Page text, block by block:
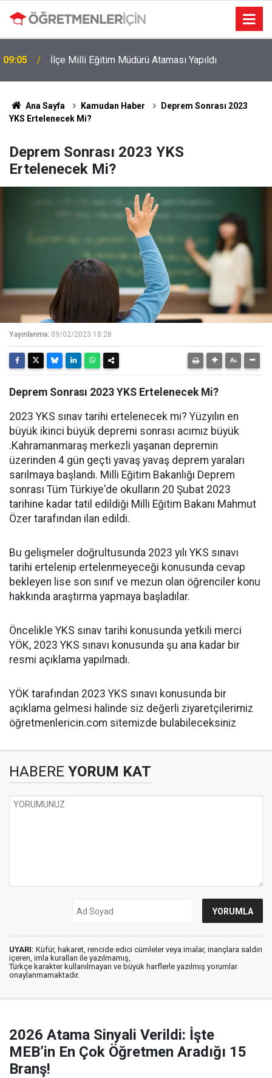
19:00
MEB e-Kayıt Sonuçları e-Devlet'te: İşte Sorgulama
Ekranı ve Nakil Detayları
Ana Sayfa Kamudan Haber
Deprem Sonrası 2023
YKS Ertelenecek Mi?
Deprem Sonrası 2023 YKS
Ertelenecek Mi?
Yayınlanma: 09/02/2023 18:28
Deprem Sonrası 2023 YKS Ertelenecek Mi?
2023 YKS sınav tarihi ertelenecek mi? Yüzyılın en
büyük ikinci büyük depremi sonrası acımız büyük
.Kahramanmaraş merkezli yaşanan depremin
üzerinden 4 gün geçti yavaş yavaş deprem yaraları
sarılmaya başlandı. Milli Eğitim Bakanlığı Deprem
sonrası Tüm Türkiye'de okulların 20 Şubat 2023
tarihine kadar tatil edildiği Milli Eğitim Bakanı Mahmut
Özer tarafından ilan edildi.
Bu gelişmeler doğrultusunda 2023 yılı YKS sınavı
tarihi ertelenip ertelenmeyeceği konusunda cevap
bekleyen lise son sınıf ve mezun olan öğrenciler konu
hakkında araştırma yapmaya başladılar.
Öncelikle YKS sınav tarihi konusunda yetkili merci
YÖK, 2023 YKS sınavı konusunda şu ana kadar bir
resmi açıklama yapılmadı.
YÖK tarafından 2023 YKS sınavı konusunda bir
açıklama gelmesi halinde siz değerli ziyaretçilerimiz
öğretmenlericin.com sitemizde bulabileceksiniz
HABERE YORUM KAT
UYARI: Küfür, hakaret, rencide edici cümleler veya imalar, inançlara saldırı
içeren, imla kuralları ile yazılmamış,
Türkçe karakter kullanılmayan ve büyük harflerle yazılmış yorumlar
onaylanmamaktadır.
2026 Atama Sinyali Verildi: İşte
MEB’in En Çok Öğretmen Aradığı 15
Branş!